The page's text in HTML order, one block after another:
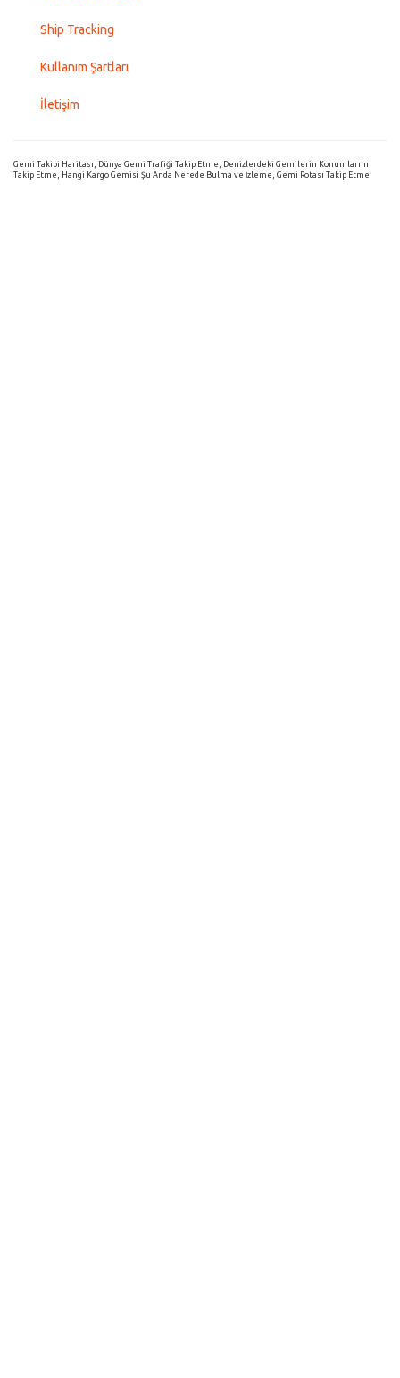
Ship Tracking
Kullanım Şartları
İletişim
Gemi Takibi Haritası, Dünya Gemi Trafiği Takip Etme, Denizlerdeki Gemilerin Konumlarını
Takip Etme, Hangi Kargo Gemisi Şu Anda Nerede Bulma ve İzleme, Gemi Rotası Takip Etme